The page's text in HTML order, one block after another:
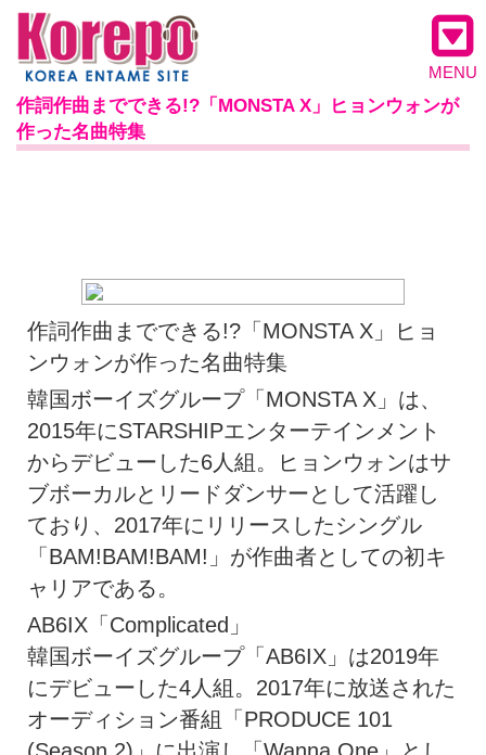
MENU
作詞作曲までできる!?「MONSTA X」ヒョンウォンが
作った名曲特集
作詞作曲までできる!?「MONSTA X」ヒョ
ンウォンが作った名曲特集
韓国ボーイズグループ「MONSTA X」は、
2015年にSTARSHIPエンターテインメント
からデビューした6人組。ヒョンウォンはサ
ブボーカルとリードダンサーとして活躍し
ており、2017年にリリースしたシングル
「BAM!BAM!BAM!」が作曲者としての初キ
ャリアである。
AB6IX「Complicated」
韓国ボーイズグループ「AB6IX」は2019年
にデビューした4人組。2017年に放送された
オーディション番組「PRODUCE 101